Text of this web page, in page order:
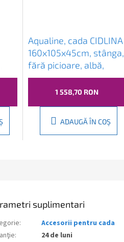
Aqualine, cada CIDLINA
160x105x45cm, stânga,
fără picioare, albă,
G3615
1 558,70 RON
ADAUGĂ ÎN COŞ
suplimentari
:
Accesorii pentru cada
:
24 de luni